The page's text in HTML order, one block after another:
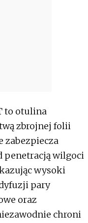
to otulina
zbrojnej folii
zabezpiecza
penetracją wilgoci
wysoki
pary
oraz
chroni